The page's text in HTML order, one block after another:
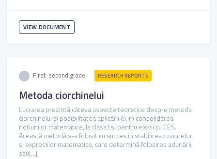
VIEW DOCUMENT
First-second grade RESEARCH REPORTS
Metoda ciorchinelui
Lucrarea prezintă câteva aspecte teoretice despre metoda
ciorchinelui și posibilitatea aplicării ei, în consolidarea
noțiunilor matematice, la clasa I și pentru elevii cu CES.
Această metodă s-a folosit cu succes în stabilirea cuvintelor
și expresiilor matematice, care determină folosirea adunării
sau[...]